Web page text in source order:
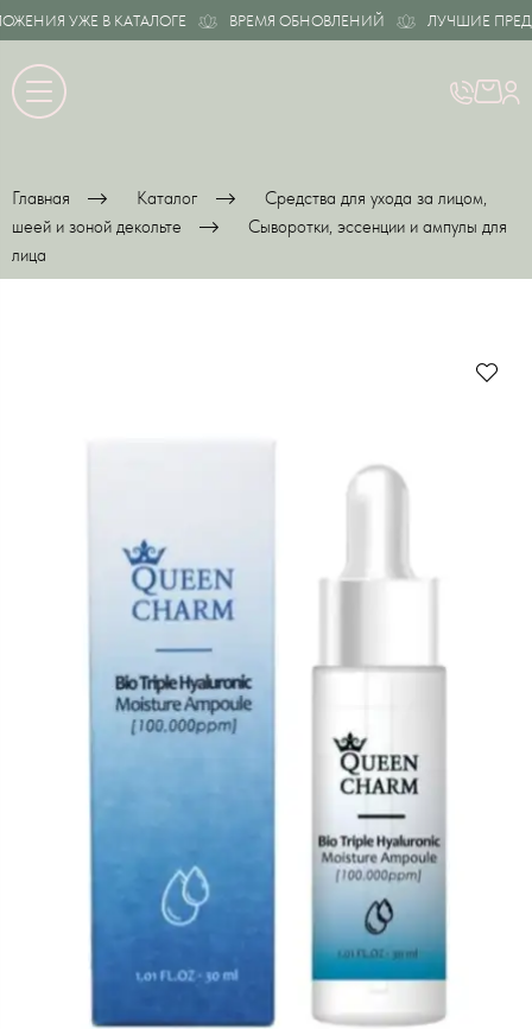
УЖЕ В КАТАЛОГЕ ВРЕМЯ ОБНОВЛЕНИЙ ЛУЧШИЕ
Главная Каталог
Средства для ухода за лицом,
шеей и зоной декольте
Сыворотки, эссенции и ампулы для
лица